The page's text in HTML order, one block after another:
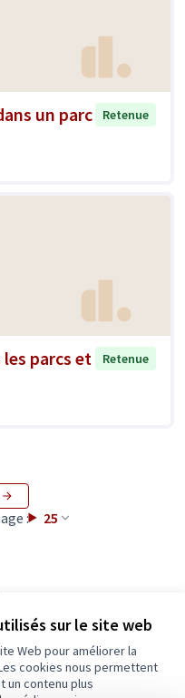
sur le site web
Web pour améliorer la
cookies nous permettent
un contenu plus
un parc
Retenue
parcs et
Retenue
: 25